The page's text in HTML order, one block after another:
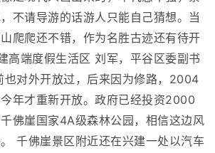
不请导游的话游人只能自己猜想。当
爬爬还不错，作为名胜古迹还有待开
高端度假生活区 刘军，平谷区委副书
也对外开放过，后来因为修路，2004
年才重新开放。政府已经投资2000
佛崖国家4A级森林公园，相信这边风
千佛崖景区附近还在兴建一处以汽车